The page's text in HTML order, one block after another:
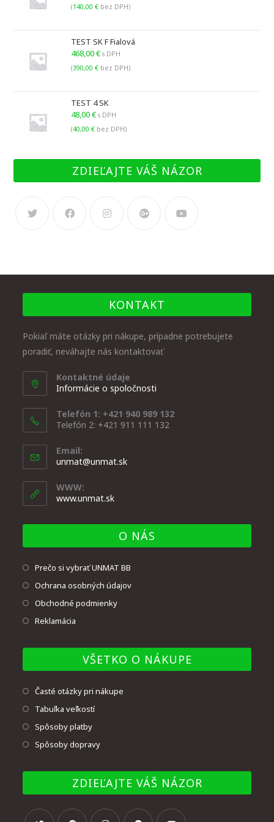
(140,00€ bez DPH)
TEST SK F Fialová
468,00€ s DPH
(390,00€ bez DPH)
TEST 4 SK
48,00€ s DPH
(40,00€ bez DPH)
ZDIEĽAJTE VÁŠ NÁZOR
KONTAKT
Pokiaľ máte otázky pri nákupe, prípadne potrebujete
poradiť, neváhajte nás kontaktovať
Kontaktné údaje
Informácie o spoločnosti
Telefón 1: +421 940 989 132
Telefón 2: +421 911 111 132
Email:
unmat@unmat.sk
WWW:
www.unmat.sk
O NÁS
Prečo si vybrať UNMAT BB
Ochrana osobných údajov
Obchodné podmienky
Reklamácia
VŠETKO O NÁKUPE
Časté otázky pri nákupe
Tabuľka veľkostí
Spôsoby platby
Spôsoby dopravy
ZDIEĽAJTE VÁŠ NÁZOR